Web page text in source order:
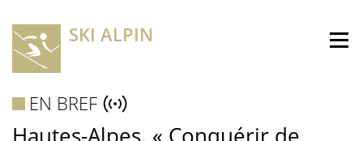
SKI ALPIN
EN BREF